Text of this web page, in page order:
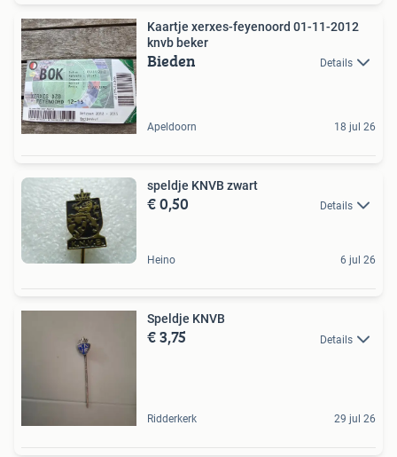
Kaartje xerxes-feyenoord 01-11-2012
knvb beker
Bieden Details
Apeldoorn 18 jul 26
speldje KNVB zwart
€ 0,50 Details
Heino 6 jul 26
Speldje KNVB
€ 3,75 Details
Ridderkerk 29 jul 26